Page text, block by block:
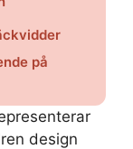
på
design